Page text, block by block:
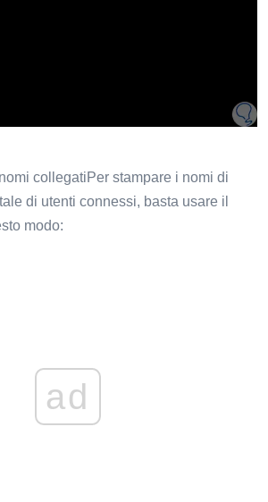
collegatiPer stampare i nomi di
di utenti connessi, basta usare il
modo:
ad